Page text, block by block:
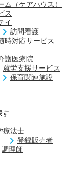
ム（ケアハウス）
ス
イ
訪問看護
時対応サービス
護医療院
就労支援サービス
保育関連施設
す
療法士
登録販売者
調理師